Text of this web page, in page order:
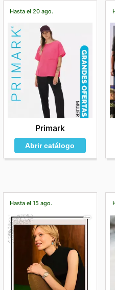
Hasta el 20 ago.
Primark
Abrir catálogo
Hasta el 15 ago.